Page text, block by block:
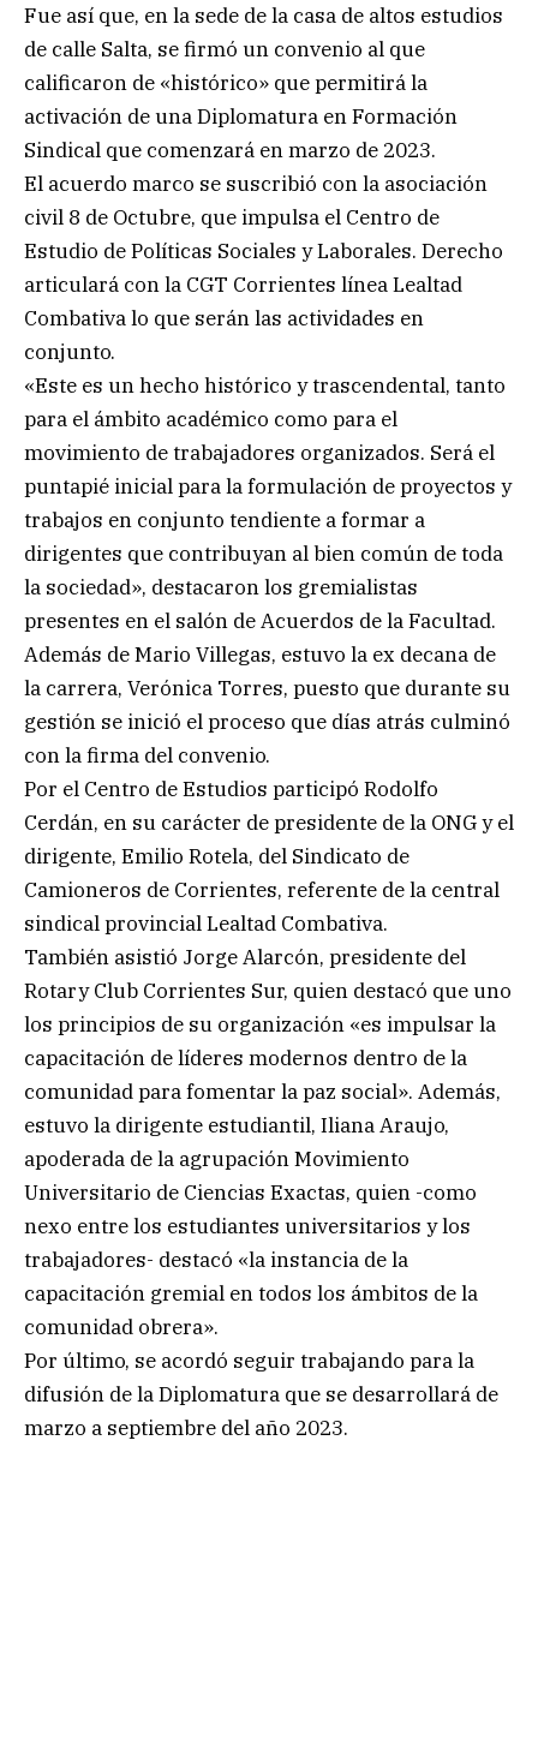
Fue así que, en la sede de la casa de altos estudios
de calle Salta, se firmó un convenio al que
calificaron de «histórico» que permitirá la
activación de una Diplomatura en Formación
Sindical que comenzará en marzo de 2023.
El acuerdo marco se suscribió con la asociación
civil 8 de Octubre, que impulsa el Centro de
Estudio de Políticas Sociales y Laborales. Derecho
articulará con la CGT Corrientes línea Lealtad
Combativa lo que serán las actividades en
conjunto.
«Este es un hecho histórico y trascendental, tanto
para el ámbito académico como para el
movimiento de trabajadores organizados. Será el
puntapié inicial para la formulación de proyectos y
trabajos en conjunto tendiente a formar a
dirigentes que contribuyan al bien común de toda
la sociedad», destacaron los gremialistas
presentes en el salón de Acuerdos de la Facultad.
Además de Mario Villegas, estuvo la ex decana de
la carrera, Verónica Torres, puesto que durante su
gestión se inició el proceso que días atrás culminó
con la firma del convenio.
Por el Centro de Estudios participó Rodolfo
Cerdán, en su carácter de presidente de la ONG y el
dirigente, Emilio Rotela, del Sindicato de
Camioneros de Corrientes, referente de la central
sindical provincial Lealtad Combativa.
También asistió Jorge Alarcón, presidente del
Rotary Club Corrientes Sur, quien destacó que uno
los principios de su organización «es impulsar la
capacitación de líderes modernos dentro de la
comunidad para fomentar la paz social». Además,
estuvo la dirigente estudiantil, Iliana Araujo,
apoderada de la agrupación Movimiento
Universitario de Ciencias Exactas, quien -como
nexo entre los estudiantes universitarios y los
trabajadores- destacó «la instancia de la
capacitación gremial en todos los ámbitos de la
comunidad obrera».
Por último, se acordó seguir trabajando para la
difusión de la Diplomatura que se desarrollará de
marzo a septiembre del año 2023.